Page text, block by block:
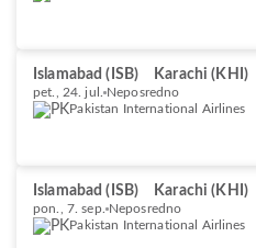
Islamabad (ISB) Karachi (KHI)
pet., 24. jul.
Neposredno
Pakistan International Airlines
Islamabad (ISB) Karachi (KHI)
pon., 7. sep. Neposredno
Pakistan International Airlines